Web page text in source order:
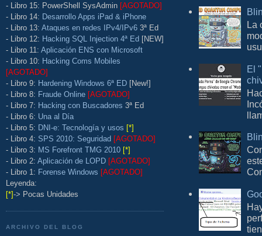
- Libro 15: PowerShell SysAdmin [AGOTADO]
- Libro 14: Desarrollo Apps iPad & iPhone
- Libro 13: Ataques en redes IPv4/IPv6 3ª Ed
- Libro 12: Hacking SQL Injection 4ª Ed [NEW]
- Libro 11: Aplicación ENS con Microsoft
- Libro 10: Hacking Coms Mobiles
[AGOTADO]
- Libro 9: Hardening Windows 6ª ED [New!]
- Libro 8: Fraude Online [AGOTADO]
- Libro 7: Hacking con Buscadores 3ª Ed
- Libro 6: Una al Día
- Libro 5: DNI-e: Tecnología y usos [*]
- Libro 4: SPS 2010: Seguridad [AGOTADO]
- Libro 3: MS Forefront TMG 2010 [*]
- Libro 2: Aplicación de LOPD [AGOTADO]
- Libro 1: Forense Windows [AGOTADO]
Leyenda:
[*]-> Pocas Unidades
ARCHIVO DEL BLOG
La
El